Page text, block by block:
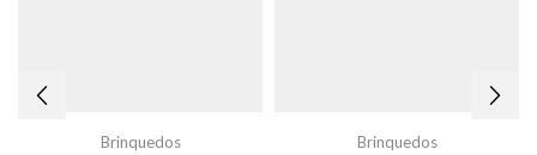
Brinquedos Brinquedos